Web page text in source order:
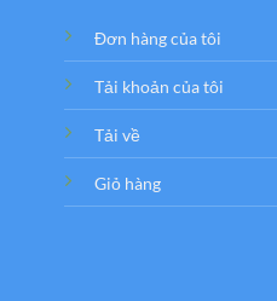
Đơn hàng của tôi
Tải khoản của tôi
Tải về
Giỏ hàng